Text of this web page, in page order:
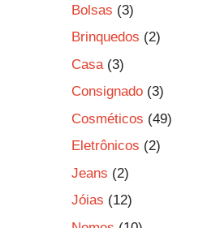
Bolsas (3)
Brinquedos (2)
Casa (3)
Consignado (3)
Cosméticos (49)
Eletrônicos (2)
Jeans (2)
Jóias (12)